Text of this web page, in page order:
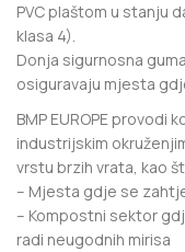
PVC plaštom u stanju
klasa 4).
Donja sigurnosna
osiguravaju mjesta
BMP EUROPE provodi
industrijskim
vrstu brzih vrata, kao
– Mjesta gdje se
– Kompostni sektor
radi neugodnih mirisa